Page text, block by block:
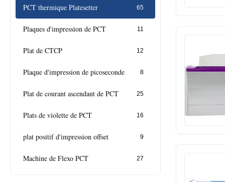
PCT thermique Platesetter 65
Plaques d'impression de PCT 11
Plat de CTCP 12
Plaque d'impression de picoseconde 8
Plat de courant ascendant de PCT 25
Plats de violette de PCT 16
plat positif d'impression offset 9
Machine de Flexo PCT 27